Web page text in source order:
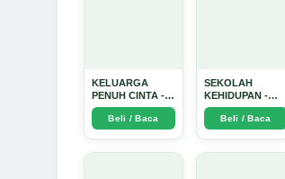
KELUARGA
PENUH CINTA -
Arda Dinata
Beli / Baca
SEKOLAH
KEHIDUPAN -
Arda Dinata
Beli / Baca